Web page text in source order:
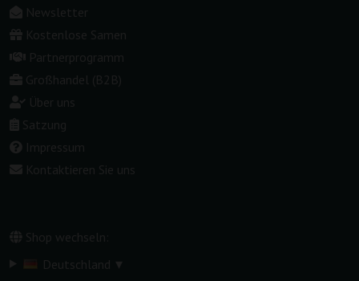
Newsletter
Kostenlose Samen
Partnerprogramm
Großhandel (B2B)
Über uns
Satzung
Impressum
Kontaktieren Sie uns
Shop wechseln:
Deutschland ▾